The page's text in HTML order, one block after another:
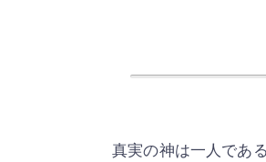
真実の神は一人であ